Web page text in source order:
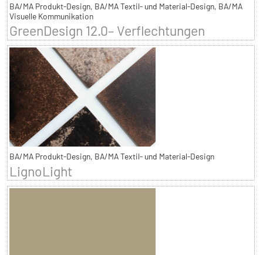
BA/MA Produkt-Design, BA/MA Textil- und Material-Design, BA/MA
Visuelle Kommunikation
GreenDesign 12.0– Verflechtungen
BA/MA Produkt-Design, BA/MA Textil- und Material-Design
LignoLight